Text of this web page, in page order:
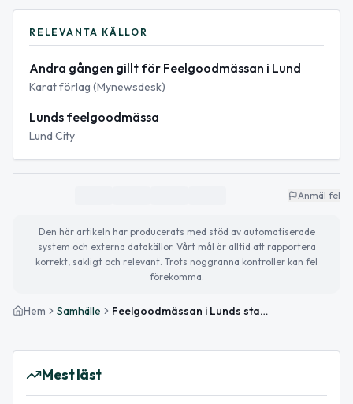
RELEVANTA KÄLLOR
Andra gången gillt för Feelgoodmässan i Lund
Karat förlag (Mynewsdesk)
Lunds feelgoodmässa
Lund City
Anmäl fel
Den här artikeln har producerats med stöd av automatiserade
system och externa datakällor. Vårt mål är alltid att rapportera
korrekt, sakligt och relevant. Trots noggranna kontroller kan fel
förekomma.
Hem Samhälle Feelgoodmässan i Lunds stadsbibliotek lockar med kärlek och läsglädje
Mest läst